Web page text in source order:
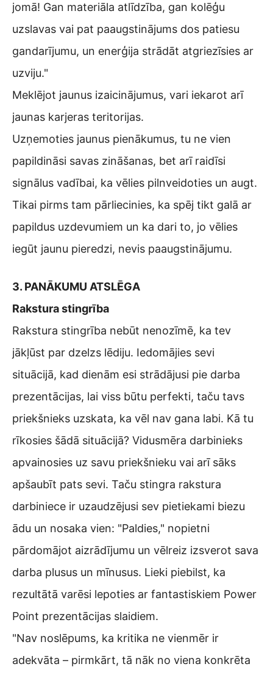
jomā! Gan materiāla atlīdzība, gan kolēģu
uzslavas vai pat paaugstinājums dos patiesu
gandarījumu, un enerģija strādāt atgriezīsies ar
uzviju."
Meklējot jaunus izaicinājumus, vari iekarot arī
jaunas karjeras teritorijas.
Uzņemoties jaunus pienākumus, tu ne vien
papildināsi savas zināšanas, bet arī raidīsi
signālus vadībai, ka vēlies pilnveidoties un augt.
Tikai pirms tam pārliecinies, ka spēj tikt galā ar
papildus uzdevumiem un ka dari to, jo vēlies
iegūt jaunu pieredzi, nevis paaugstinājumu.
3. PANĀKUMU ATSLĒGA
Rakstura stingrība
Rakstura stingrība nebūt nenozīmē, ka tev
jākļūst par dzelzs lēdiju. Iedomājies sevi
situācijā, kad dienām esi strādājusi pie darba
prezentācijas, lai viss būtu perfekti, taču tavs
priekšnieks uzskata, ka vēl nav gana labi. Kā tu
rīkosies šādā situācijā? Vidusmēra darbinieks
apvainosies uz savu priekšnieku vai arī sāks
apšaubīt pats sevi. Taču stingra rakstura
darbiniece ir uzaudzējusi sev pietiekami biezu
ādu un nosaka vien: "Paldies," nopietni
pārdomājot aizrādījumu un vēlreiz izsverot sava
darba plusus un mīnusus. Lieki piebilst, ka
rezultātā varēsi lepoties ar fantastiskiem Power
Point prezentācijas slaidiem.
"Nav noslēpums, ka kritika ne vienmēr ir
adekvāta – pirmkārt, tā nāk no viena konkrēta